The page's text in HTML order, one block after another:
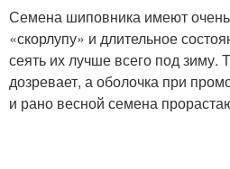
Семена шиповника имеют
«скорлупу» и длительное
сеять их лучше всего под зиму.
дозревает, а оболочка при
и рано весной семена